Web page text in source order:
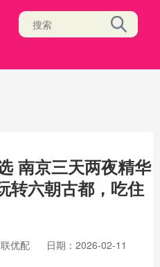
南京三天两夜精华
转六朝古都，吃住
优配
日期：2026-02-11